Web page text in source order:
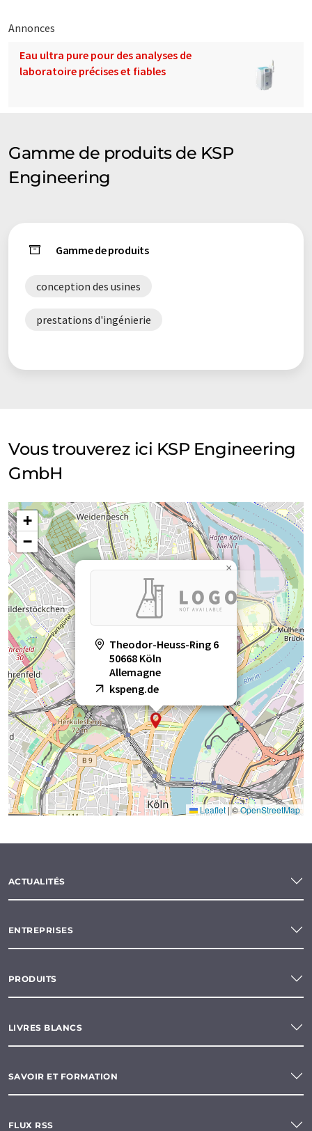
Annonces
Eau ultra pure pour des analyses de
laboratoire précises et fiables
Gamme de produits de KSP
Engineering
Gamme de produits
conception des usines
prestations d'ingénierie
Vous trouverez ici KSP Engineering
GmbH
Theodor-Heuss-Ring 6
50668 Köln
Allemagne
kspeng.de
×
+
−
Leaflet | ©OpenStreetMap
ACTUALITÉS
ENTREPRISES
PRODUITS
LIVRES BLANCS
SAVOIR ET FORMATION
FLUX RSS